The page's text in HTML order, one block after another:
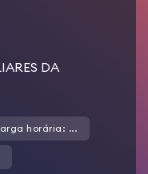
DA
horária: ...